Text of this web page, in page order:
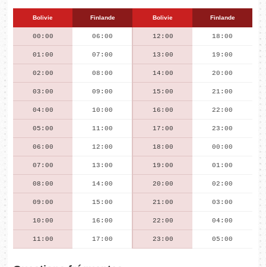
Bolivie Finlande Bolivie Finlande
00:00 06:00 12:00 18:00
01:00 07:00 13:00 19:00
02:00 08:00 14:00 20:00
03:00 09:00 15:00 21:00
04:00 10:00 16:00 22:00
05:00 11:00 17:00 23:00
06:00 12:00 18:00 00:00
07:00 13:00 19:00 01:00
08:00 14:00 20:00 02:00
09:00 15:00 21:00 03:00
10:00 16:00 22:00 04:00
11:00 17:00 23:00 05:00